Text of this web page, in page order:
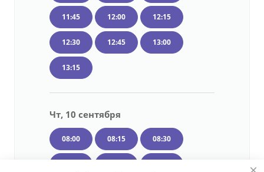
11:45 12:00 12:15
12:30 12:45 13:00
13:15
Чт, 10 сентября
08:00 08:15 08:30